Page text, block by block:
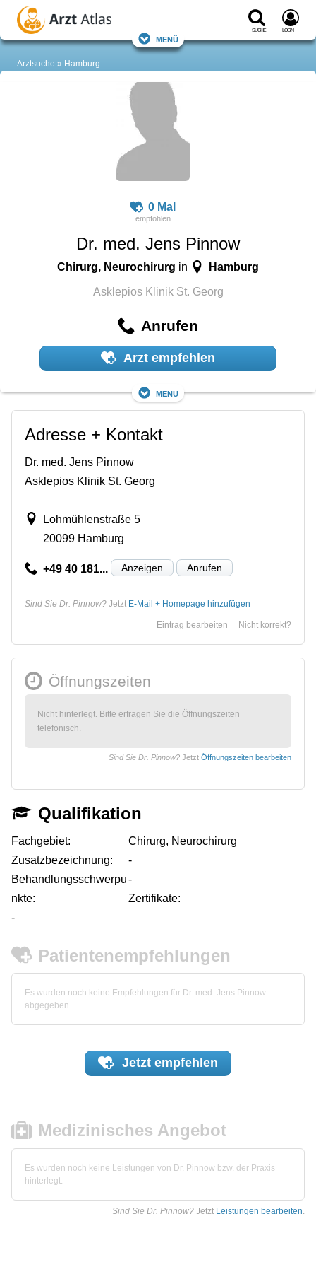
Suche Login
Menü
Arztsuche Hamburg
0 Mal
Dr. med. Jens Pinnow
Chirurg, Neurochirurg in Hamburg
Asklepios Klinik St. Georg
Anrufen
Arzt empfehlen
Menü
Adresse + Kontakt
Dr. med. Jens Pinnow
Asklepios Klinik St. Georg
Lohmühlenstraße 5
20099 Hamburg
+49 40 181... Anzeigen Anrufen
Sind Sie Dr. Pinnow? Jetzt E-Mail + Homepage hinzufügen
Nicht korrekt?
Eintrag bearbeiten
Öffnungszeiten
Nicht hinterlegt. Bitte erfragen Sie die Öffnungszeiten
telefonisch.
Sind Sie Dr. Pinnow? Jetzt Öffnungszeiten bearbeiten
Qualifikation
Fachgebiet:
Chirurg, Neurochirurg
Zusatzbezeichnung:
-
Behandlungsschwerpu
nkte:
-
Zertifikate:
-
Patientenempfehlungen
Es wurden noch keine Empfehlungen für Dr. med. Jens Pinnow
abgegeben.
Jetzt empfehlen
Medizinisches Angebot
Es wurden noch keine Leistungen von Dr. Pinnow bzw. der Praxis
hinterlegt.
Sind Sie Dr. Pinnow? Jetzt Leistungen bearbeiten.